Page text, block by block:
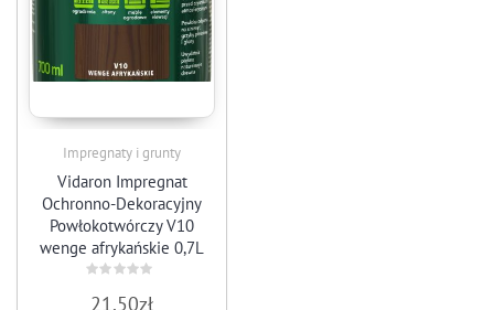
Impregnaty i grunty
Vidaron Impregnat
Ochronno-Dekoracyjny
Powłokotwórczy V10
wenge afrykańskie 0,7L
021.50zł